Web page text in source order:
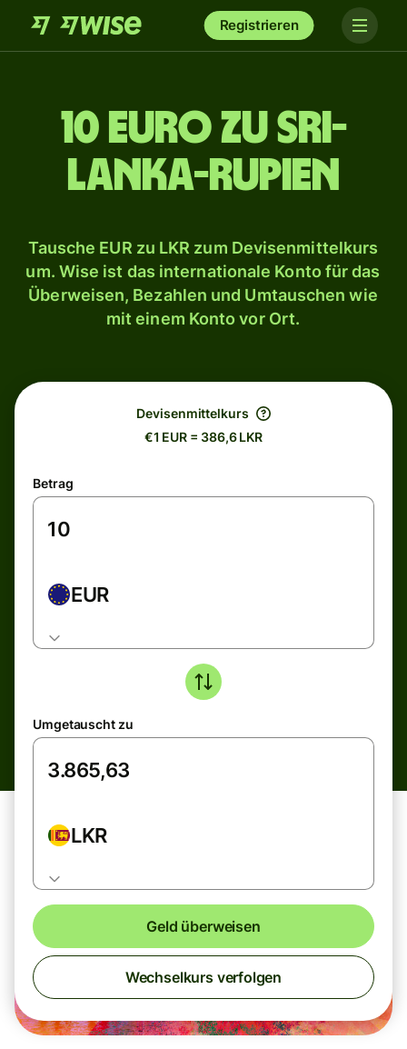
Registrieren
10 Euro zu Sri-
Lanka-Rupien
Tausche EUR zu LKR zum Devisenmittelkurs
um. Wise ist das internationale Konto für das
Überweisen, Bezahlen und Umtauschen wie
mit einem Konto vor Ort.
Devisenmittelkurs
€1 EUR = 386,6 LKR
Betrag
EUR
Umgetauscht zu
LKR
Geld überweisen
Wechselkurs verfolgen